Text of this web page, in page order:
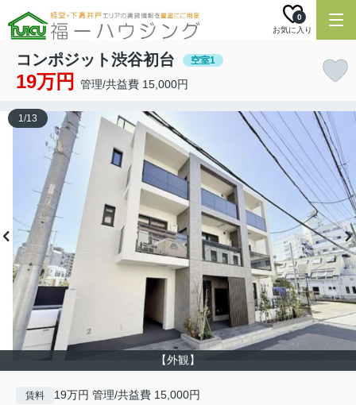
お気に入り
0
コンポジット渋谷初台 空室1
19万円 管理/共益費 15,000円
【外観】
1/13
賃料 19万円 管理/共益費 15,000円